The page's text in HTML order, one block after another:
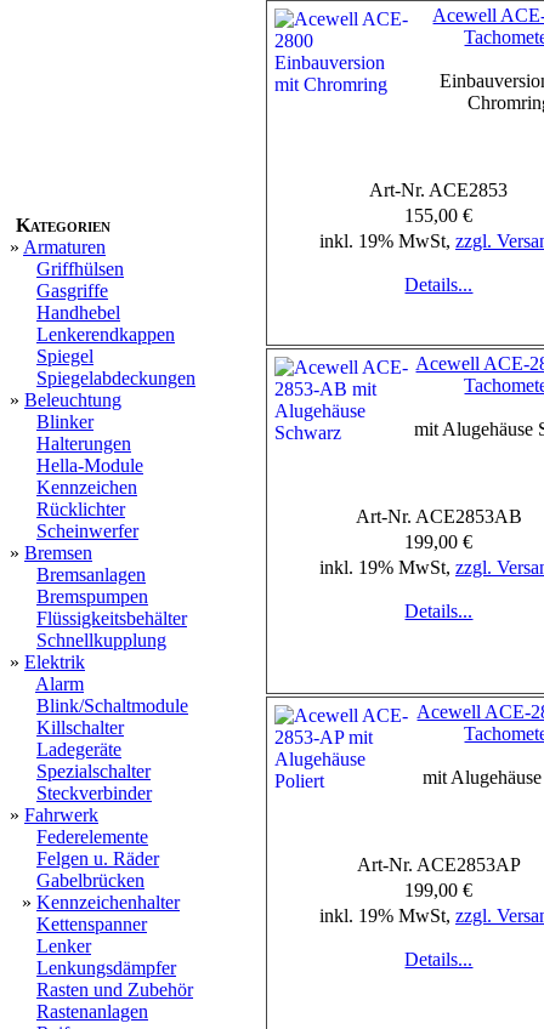
Kategorien
» Armaturen
Griffhülsen
Gasgriffe
Handhebel
Lenkerendkappen
Spiegel
Spiegelabdeckungen
» Beleuchtung
Blinker
Halterungen
Hella-Module
Kennzeichen
Rücklichter
Scheinwerfer
» Bremsen
Bremsanlagen
Bremspumpen
Flüssigkeitsbehälter
Schnellkupplung
» Elektrik
Alarm
Blink/Schaltmodule
Killschalter
Ladegeräte
Spezialschalter
Steckverbinder
» Fahrwerk
Federelemente
Felgen u. Räder
Gabelbrücken
» Kennzeichenhalter
Kettenspanner
Lenker
Lenkungsdämpfer
Rasten und Zubehör
Rastenanlagen
Acewell
Art-Nr. ACE2853
155,00 €
inkl. 19% MwSt, zzgl.
Details...
Acewell ACE-
mit Alugehäuse
Art-Nr. ACE2853AB
199,00 €
inkl. 19% MwSt, zzgl.
Details...
Acewell ACE-
mit
Art-Nr. ACE2853AP
199,00 €
inkl. 19% MwSt, zzgl.
Details...